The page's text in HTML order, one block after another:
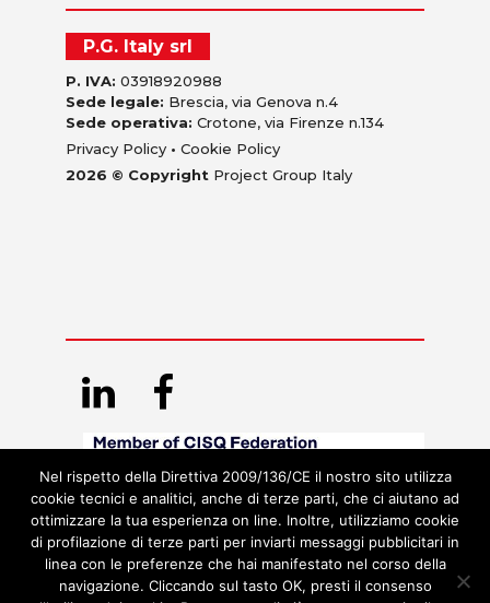
P.G. Italy srl
P. IVA: 03918920988
Sede legale: Brescia, via Genova n.4
Sede operativa: Crotone, via Firenze n.134
Privacy Policy • Cookie Policy
2026 © Copyright Project Group Italy
Nel rispetto della Direttiva 2009/136/CE il nostro sito utilizza
cookie tecnici e analitici, anche di terze parti, che ci aiutano ad
ottimizzare la tua esperienza on line. Inoltre, utilizziamo cookie
di profilazione di terze parti per inviarti messaggi pubblicitari in
linea con le preferenze che hai manifestato nel corso della
navigazione. Cliccando sul tasto OK, presti il consenso